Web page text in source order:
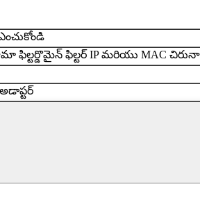
ఫిల్టర్డొమైన్ ఫిల్టర్ IP మరియు MAC